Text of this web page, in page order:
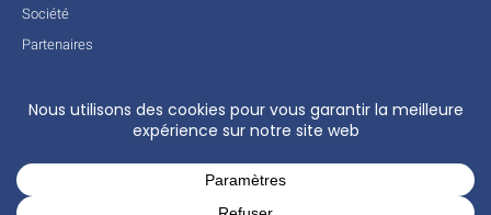
Société
Partenaires
Mentions légales
Conditions générales
Actualités